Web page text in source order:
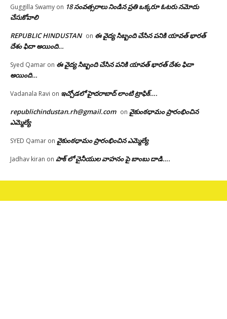
Guggilla Swamy on 18 సంవత్సరాలు నిండిన ప్రతి ఒక్కరూ ఓటరు నమోదు
చేసుకోవాలి
REPUBLIC HINDUSTAN on ఈ వైద్య సిబ్బంది చేసిన పనికి యావత్ భారత్
దేశం ఫిదా అయింది…
Syed Qamar on ఈ వైద్య సిబ్బంది చేసిన పనికి యావత్ భారత్ దేశం ఫిదా
అయింది…
Vadanala Ravi on ఇచ్చోడలో హైదరాబాద్ లాంటి ట్రాఫిక్….
republichindustan.rh@gmail.com on వైకుంఠధామం ప్రారంభించిన
ఎమ్మెల్యే
SYED Qamar on వైకుంఠధామం ప్రారంభించిన ఎమ్మెల్యే
Jadhav kiran on పాక్ లో చైనీయుల వాహనం పై బాంబు దాడి….